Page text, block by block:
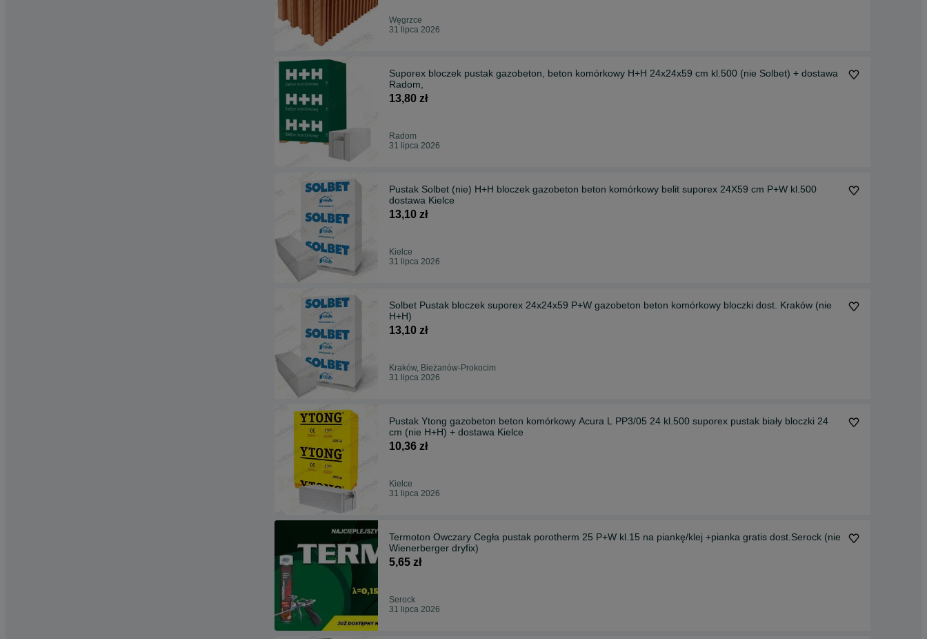
Węgrzce
31 lipca 2026
Suporex bloczek pustak gazobeton, beton komórkowy H+H 24x24x59 cm kl.500 (nie Solbet) + dostawa
Radom,
13,80 zł
Radom
31 lipca 2026
Pustak Solbet (nie) H+H bloczek gazobeton beton komórkowy belit suporex 24X59 cm P+W kl.500
dostawa Kielce
13,10 zł
Kielce
31 lipca 2026
Solbet Pustak bloczek suporex 24x24x59 P+W gazobeton beton komórkowy bloczki dost. Kraków (nie
H+H)
13,10 zł
Kraków, Bieżanów-Prokocim
31 lipca 2026
Pustak Ytong gazobeton beton komórkowy Acura L PP3/05 24 kl.500 suporex pustak biały bloczki 24
cm (nie H+H) + dostawa Kielce
10,36 zł
Kielce
31 lipca 2026
Termoton Owczary Cegła pustak porotherm 25 P+W kl.15 na piankę/klej +pianka gratis dost.Serock (nie
Wienerberger dryfix)
5,65 zł
Serock
31 lipca 2026